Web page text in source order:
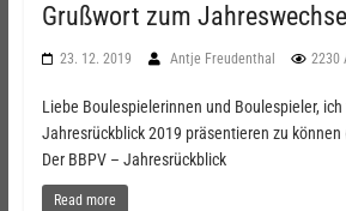
Grußwort zum
23. 12. 2019 Antje Freudenthal 2230
Liebe Boulespielerinnen und Boulespieler,
Jahresrückblick 2019 präsentieren zu
Der BBPV – Jahresrückblick
Read more